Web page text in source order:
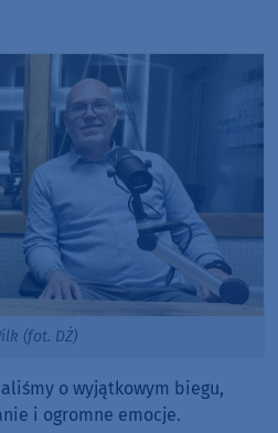
(fot. DŻ)
o wyjątkowym biegu,
i ogromne emocje.